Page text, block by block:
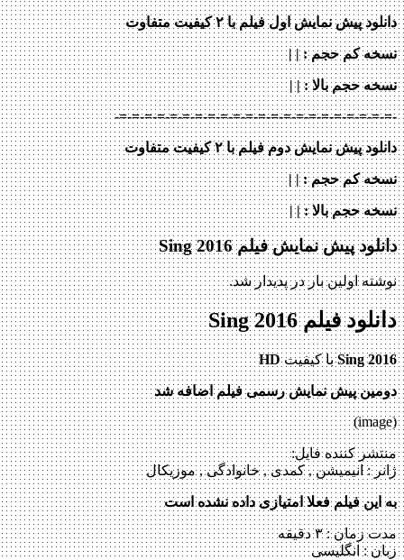
دانلود پیش نمایش اول فیلم با ۲ کیفیت متفاوت
نسخه کم حجم: | |
نسخه حجم بالا: | |
-=-=-=-=-=-=-=-=-=-=-=-=-=-=-=-=-=-=-=-=-=-=-
دانلود پیش نمایش دوم فیلم با ۲ کیفیت متفاوت
نسخه کم حجم: | |
نسخه حجم بالا: | |
دانلود پیش نمایش فیلم Sing 2016
نوشته اولین بار در پدیدار شد.
دانلود فیلم Sing 2016
Sing 2016با کیفیتHD
دومین پیش نمایش رسمی فیلم اضافه شد
(image)
منتشر کننده فایل:
ژانر : انیمیشن , کمدی , خانوادگی , موزیکال
به این فیلم فعلا امتیازی داده نشده است
مدت زمان : ۳ دقیقه
زبان : انگلیسی